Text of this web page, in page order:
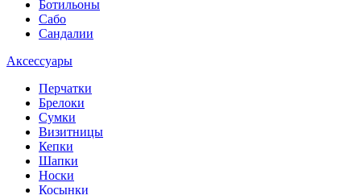
Ботильоны
Сабо
Сандалии
Аксессуары
Перчатки
Брелоки
Сумки
Визитницы
Кепки
Шапки
Носки
Косынки